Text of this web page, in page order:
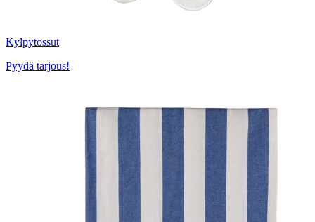
Kylpytossut
Pyydä tarjous!